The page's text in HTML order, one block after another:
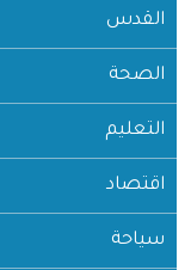
القدس
الصحة
التعليم
اقتصاد
سياحة